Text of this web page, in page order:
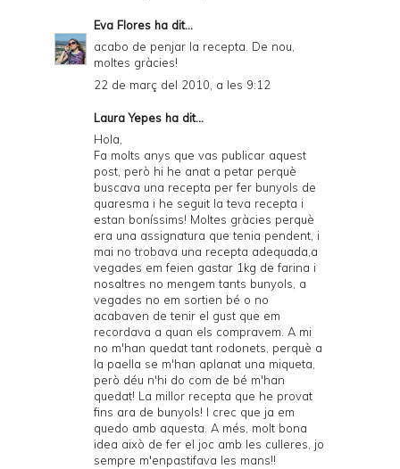
Eva Flores ha dit...
acabo de penjar la recepta. De nou,
moltes gràcies!
22 de març del 2010, a les 9:12
Laura Yepes ha dit...
Hola,
Fa molts anys que vas publicar aquest
post, però hi he anat a petar perquè
buscava una recepta per fer bunyols de
quaresma i he seguit la teva recepta i
estan boníssims! Moltes gràcies perquè
era una assignatura que tenia pendent, i
mai no trobava una recepta adequada,a
vegades em feien gastar 1kg de farina i
nosaltres no mengem tants bunyols, a
vegades no em sortien bé o no
acabaven de tenir el gust que em
recordava a quan els compravem. A mi
no m'han quedat tant rodonets, perquè a
la paella se m'han aplanat una miqueta,
però déu n'hi do com de bé m'han
quedat! La millor recepta que he provat
fins ara de bunyols! I crec que ja em
quedo amb aquesta. A més, molt bona
idea això de fer el joc amb les culleres, jo
sempre m'enpastifava les mans!!